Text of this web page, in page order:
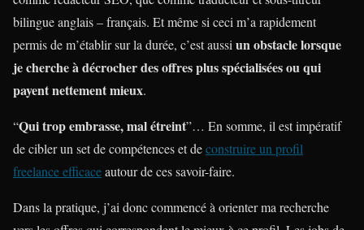
bilingue anglais – français. Et même si ceci m’a rapidement
permis de m’établir sur la durée, c’est aussi un obstacle lorsque
je cherche à décrocher des offres plus spécialisées ou qui
payent nettement mieux.
“Qui trop embrasse, mal étreint”… En somme, il est impératif
de cibler un set de compétences et deconstruire un profil
freelance efficaceautour de ces savoir-faire.
Dans la pratique, j’ai donc commencé à orienter ma recherche